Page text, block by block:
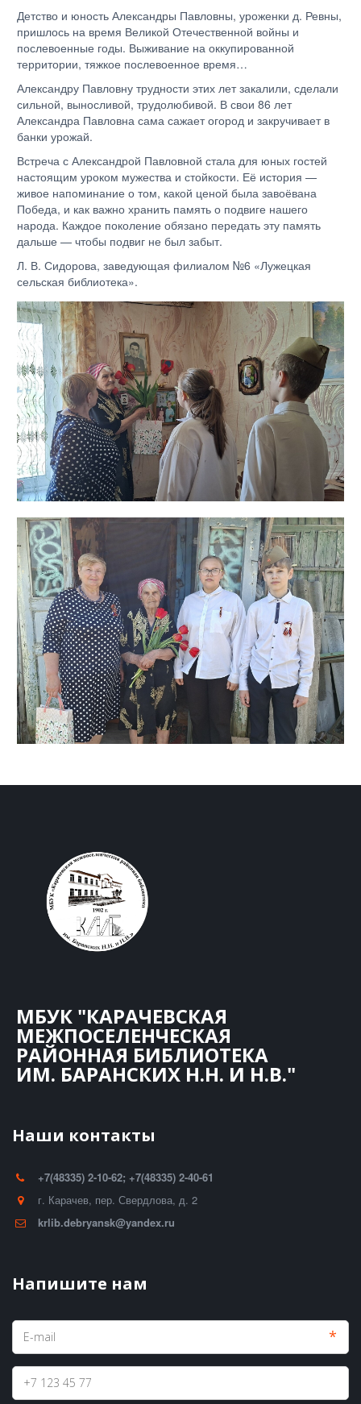
Детство и юность Александры Павловны, уроженки д. Ревны,
пришлось на время Великой Отечественной войны и
послевоенные годы. Выживание на оккупированной
территории, тяжкое послевоенное время…
Александру Павловну трудности этих лет закалили, сделали
сильной, выносливой, трудолюбивой. В свои 86 лет
Александра Павловна сама сажает огород и закручивает в
банки урожай.
Встреча с Александрой Павловной стала для юных гостей
настоящим уроком мужества и стойкости. Её история —
живое напоминание о том, какой ценой была завоёвана
Победа, и как важно хранить память о подвиге нашего
народа. Каждое поколение обязано передать эту память
дальше — чтобы подвиг не был забыт.
Л. В. Сидорова, заведующая филиалом №6 «Лужецкая
сельская библиотека».
МБУК "КАРАЧЕВСКАЯ
МЕЖПОСЕЛЕНЧЕСКАЯ
РАЙОННАЯ БИБЛИОТЕКА
ИМ. БАРАНСКИХ Н.Н. И Н.В."
Наши контакты
+7(48335) 2-10-62; +7(48335) 2-40-61
г. Карачев, пер. Свердлова, д. 2
krlib.debryansk@yandex.ru
Напишите нам
*